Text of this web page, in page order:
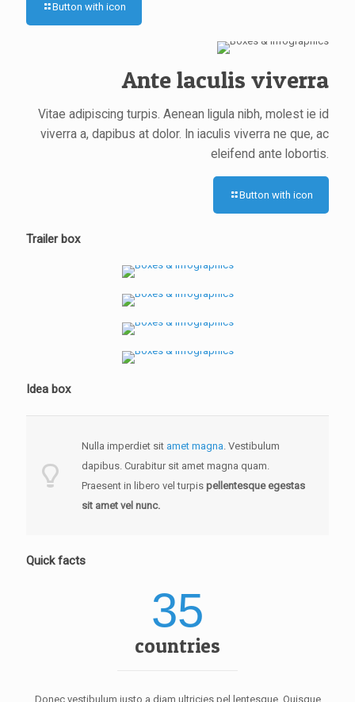
Button with icon
Ante laculis viverra
Vitae adipiscing turpis. Aenean ligula nibh, molest ie id
viverra a, dapibus at dolor. In iaculis viverra ne que, ac
eleifend ante lobortis.
Button with icon
Trailer boxVitae adipiscing turpis aenea
Vestibul commodo volpat
VITAE ADIPIS
Nulla imperdiet sit amet magna
VITAE ADIPIS
Quisque lorem tortor fringilla
Idea box
Nulla imperdiet sit amet magna. Vestibulum
dapibus. Curabitur sit amet magna quam.
Praesent in libero vel turpis pellentesque egestas
sit amet vel nunc.
Quick facts
35
countries
Donec vestibulum justo a diam ultricies pel lentesque. Quisque